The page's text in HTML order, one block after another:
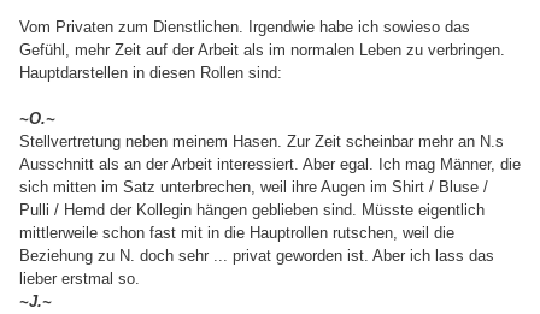
Vom Privaten zum Dienstlichen. Irgendwie habe ich sowieso das
Gefühl, mehr Zeit auf der Arbeit als im normalen Leben zu verbringen.
Hauptdarstellen in diesen Rollen sind:
~O.~
Stellvertretung neben meinem Hasen. Zur Zeit scheinbar mehr an N.s
Ausschnitt als an der Arbeit interessiert. Aber egal. Ich mag Männer, die
sich mitten im Satz unterbrechen, weil ihre Augen im Shirt / Bluse /
Pulli / Hemd der Kollegin hängen geblieben sind. Müsste eigentlich
mittlerweile schon fast mit in die Hauptrollen rutschen, weil die
Beziehung zu N. doch sehr ... privat geworden ist. Aber ich lass das
lieber erstmal so.
~J.~